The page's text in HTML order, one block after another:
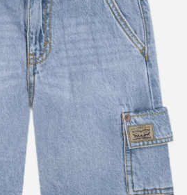
copy link